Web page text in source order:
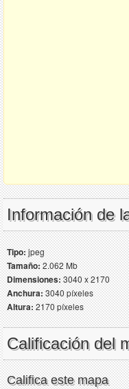
Información de
Tipo:jpeg
Tamaño:2.062 Mb
Dimensiones:3040 x 2170
Anchura:3040 píxeles
Altura:2170 píxeles
Calificación del
Califica este mapa